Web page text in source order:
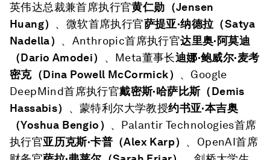
英伟达总裁兼首席执行官黄仁勋（Jensen
Huang） 、微软首席执行官萨提亚·纳德拉（Satya
Nadella） 、Anthropic首席执行官达里奥·阿莫迪
（Dario Amodei） 、Meta董事长迪娜·鲍威尔·麦考
密克（Dina Powell McCormick） 、Google
DeepMind首席执行官戴密斯·哈萨比斯（Demis
Hassabis）
、蒙特利尔大学教授约书亚·本吉奥
（Yoshua Bengio） 、Palantir Technologies首席
执行官亚历克斯·卡普（Alex Karp） 、OpenAI首席